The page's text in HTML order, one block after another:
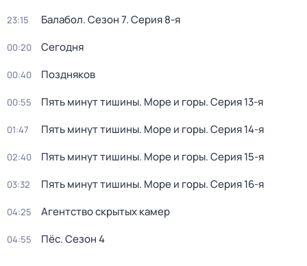
23:15 Балабол. Сезон 7. Серия 8-я
00:20 Сегодня
00:40 Поздняков
00:55 Пять минут тишины. Море и горы. Серия 13-я
01:47 Пять минут тишины. Море и горы. Серия 14-я
02:40 Пять минут тишины. Море и горы. Серия 15-я
03:32 Пять минут тишины. Море и горы. Серия 16-я
04:25 Агентство скрытых камер
04:55 Пёс. Сезон 4